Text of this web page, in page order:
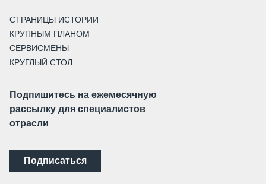
СТРАНИЦЫ ИСТОРИИ
КРУПНЫМ ПЛАНОМ
СЕРВИСМЕНЫ
КРУГЛЫЙ СТОЛ
Подпишитесь на ежемесячную
рассылку для специалистов
отрасли
Подписаться